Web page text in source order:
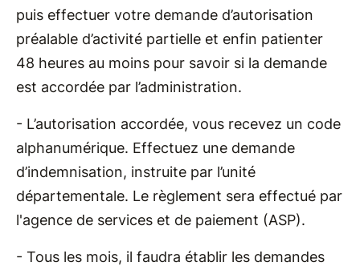
puis effectuer votre demande d’autorisation
préalable d’activité partielle et enfin patienter
48 heures au moins pour savoir si la demande
est accordée par l’administration.
- L’autorisation accordée, vous recevez un code
alphanumérique. Effectuez une demande
d’indemnisation, instruite par l’unité
départementale. Le règlement sera effectué par
l'agence de services et de paiement (ASP).
- Tous les mois, il faudra établir les demandes